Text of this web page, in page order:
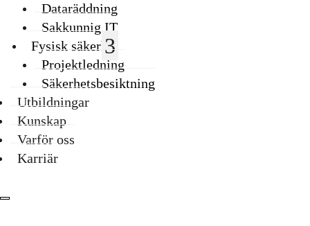
Dataräddning
Sakkunnig IT
Fysisk säkerhet
Projektledning
Säkerhetsbesiktning
Utbildningar
Kunskap
Varför oss
Karriär